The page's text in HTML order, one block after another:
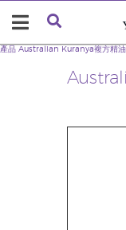
產品 Australian Kuranya複方精油